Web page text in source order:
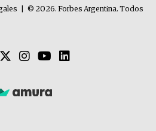
© 2026. Forbes Argentina. Todos